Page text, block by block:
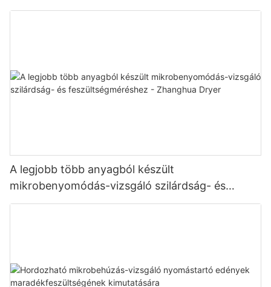
szárítóegység pengékkel
A legjobb több anyagból készült
mikrobenyomódás-vizsgáló szilárdság- és
feszültségméréshez - Zhanghua Dryer